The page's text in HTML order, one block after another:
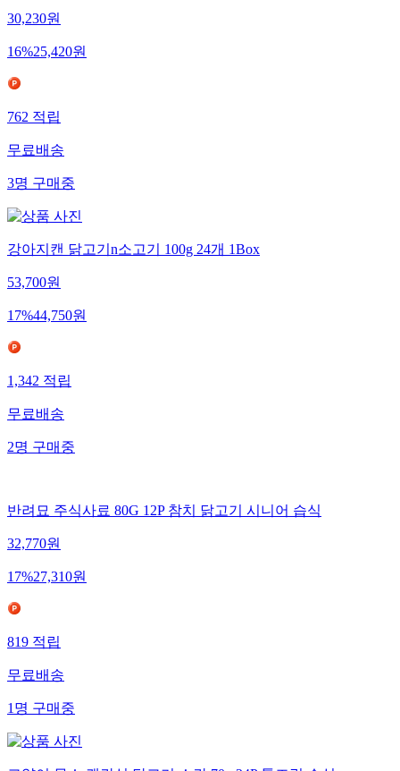
30,230원
16%25,420원
762적립
무료배송
3명구매중
강아지캔 닭고기n소고기 100g 24개 1Box
53,700원
17%44,750원
1,342적립
무료배송
2명구매중
반려묘 주식사료 80G 12P 참치 닭고기 시니어 습식
32,770원
17%27,310원
819적립
무료배송
1명구매중